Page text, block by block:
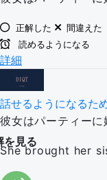
正解した
間違えた
読めるようになる
詳細
話せるようになるた
彼女はパーティーに
を見る
She brought her